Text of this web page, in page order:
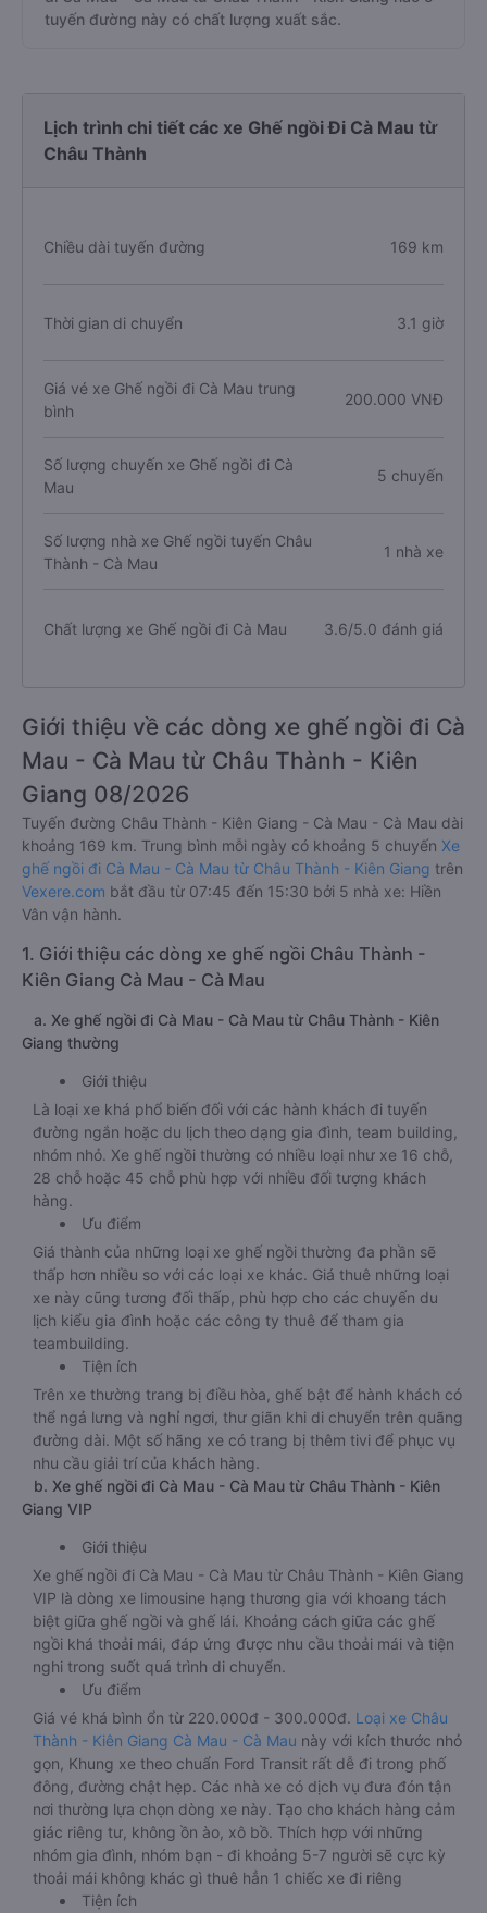
tuyến đường này có chất lượng xuất sắc.
Lịch trình chi tiết các xe Ghế ngồi Đi Cà Mau từ
Châu Thành
Chiều dài tuyến đường 169 km
Thời gian di chuyển 3.1 giờ
Giá vé xe Ghế ngồi đi Cà Mau trung
bình
200.000 VNĐ
Số lượng chuyến xe Ghế ngồi đi Cà
Mau
5 chuyến
Số lượng nhà xe Ghế ngồi tuyến Châu
Thành - Cà Mau
1 nhà xe
Chất lượng xe Ghế ngồi đi Cà Mau 3.6/5.0 đánh giá
Giới thiệu về các dòng xe ghế ngồi đi Cà
Mau - Cà Mau từ Châu Thành - Kiên
Giang 08/2026
Tuyến đường Châu Thành - Kiên Giang - Cà Mau - Cà Mau dài
khoảng 169 km. Trung bình mỗi ngày có khoảng 5 chuyến Xe
ghế ngồi đi Cà Mau - Cà Mau từ Châu Thành - Kiên Giang trên
Vexere.com bắt đầu từ 07:45 đến 15:30 bởi 5 nhà xe: Hiền
Vân vận hành.
1. Giới thiệu các dòng xe ghế ngồi Châu Thành -
Kiên Giang Cà Mau - Cà Mau
a. Xe ghế ngồi đi Cà Mau - Cà Mau từ Châu Thành - Kiên
Giang thường
Giới thiệu
Là loại xe khá phổ biến đối với các hành khách đi tuyến
đường ngắn hoặc du lịch theo dạng gia đình, team building,
nhóm nhỏ. Xe ghế ngồi thường có nhiều loại như xe 16 chỗ,
28 chỗ hoặc 45 chỗ phù hợp với nhiều đối tượng khách
hàng.
Ưu điểm
Giá thành của những loại xe ghế ngồi thường đa phần sẽ
thấp hơn nhiều so với các loại xe khác. Giá thuê những loại
xe này cũng tương đối thấp, phù hợp cho các chuyến du
lịch kiểu gia đình hoặc các công ty thuê để tham gia
teambuilding.
Tiện ích
Trên xe thường trang bị điều hòa, ghế bật để hành khách có
thể ngả lưng và nghỉ ngơi, thư giãn khi di chuyển trên quãng
đường dài. Một số hãng xe có trang bị thêm tivi để phục vụ
nhu cầu giải trí của khách hàng.
b. Xe ghế ngồi đi Cà Mau - Cà Mau từ Châu Thành - Kiên
Giang VIP
Giới thiệu
Xe ghế ngồi đi Cà Mau - Cà Mau từ Châu Thành - Kiên Giang
VIP là dòng xe limousine hạng thương gia với khoang tách
biệt giữa ghế ngồi và ghế lái. Khoảng cách giữa các ghế
ngồi khá thoải mái, đáp ứng được nhu cầu thoải mái và tiện
nghi trong suốt quá trình di chuyển.
Ưu điểm
Giá vé khá bình ổn từ 220.000đ - 300.000đ. Loại xe Châu
Thành - Kiên Giang Cà Mau - Cà Mau này với kích thước nhỏ
gọn, Khung xe theo chuẩn Ford Transit rất dễ đi trong phố
đông, đường chật hẹp. Các nhà xe có dịch vụ đưa đón tận
nơi thường lựa chọn dòng xe này. Tạo cho khách hàng cảm
giác riêng tư, không ồn ào, xô bồ. Thích hợp với những
nhóm gia đình, nhóm bạn - đi khoảng 5-7 người sẽ cực kỳ
thoải mái không khác gì thuê hẳn 1 chiếc xe đi riêng
Tiện ích